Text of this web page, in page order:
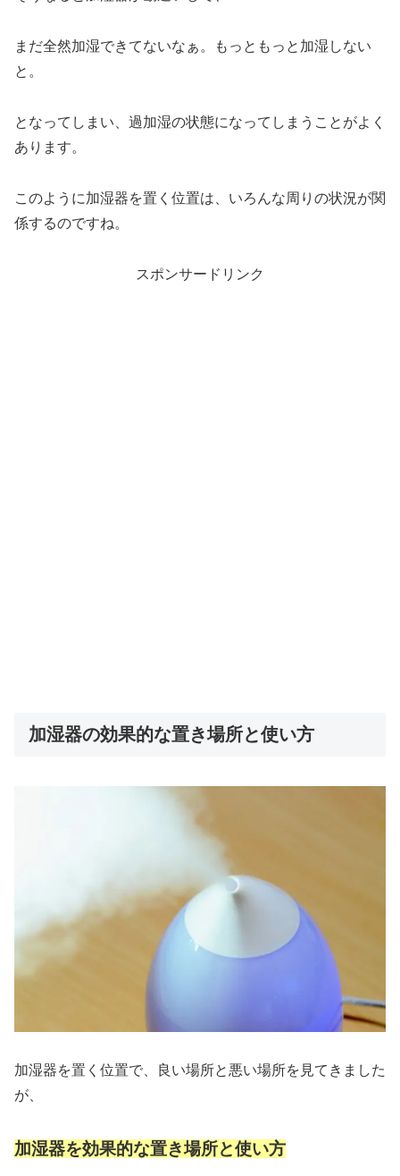
まだ全然加湿できてないなぁ。もっともっと加湿しない
と。
となってしまい、過加湿の状態になってしまうことがよく
あります。
このように加湿器を置く位置は、いろんな周りの状況が関
係するのですね。
スポンサードリンク
加湿器の効果的な置き場所と使い方
加湿器を置く位置で、良い場所と悪い場所を見てきました
が、
加湿器を効果的な置き場所と使い方